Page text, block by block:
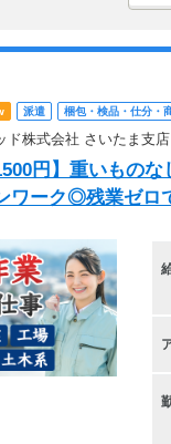
派遣 梱包・検品・仕分・
ド株式会社 さいたま支店
円】重いもの
ワーク◎残業ゼロ